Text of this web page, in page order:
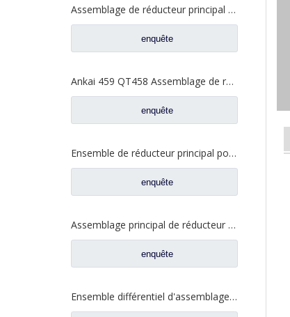
Assemblage de réducteur principal d'essieu moyen pour pièces de rechange de camion Sinotruk Steyr HOWO HC16 AZ7121320745 AZ9231320745
enquête
Ankai 459 QT458 Assemblage de réducteur principal d'essieu moyen pour pièces de rechange de camion Foton Auman HFF2502200CK2MC
enquête
Ensemble de réducteur principal pour pièces de rechange de camion à essieu moyen FAW Jiefang 2502010AA6E
enquête
Assemblage principal de réducteur pour les pièces de rechange résistantes de camion d'axe moyen du nord BENZ BEIBEN
enquête
Ensemble différentiel d'assemblage de réducteur principal FUWA 470 pour pièces de rechange de camion Ford XSR-470 XST-26-470